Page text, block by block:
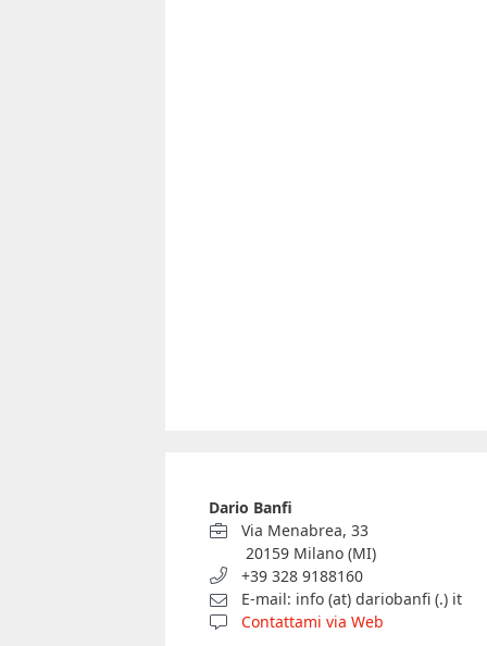
Dario Banfi
Via Menabrea, 33
20159 Milano (MI)
+39 328 9188160
E-mail: info (at) dariobanfi (.) it
Contattami via Web